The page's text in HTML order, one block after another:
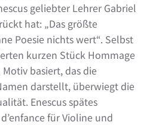
geliebter Lehrer Gabriel
hat: „Das größte
Poesie nichts wert“. Selbst
kurzen Stück Hommage
basiert, das die
darstellt, überwiegt die
Enescus spätes
für Violine und